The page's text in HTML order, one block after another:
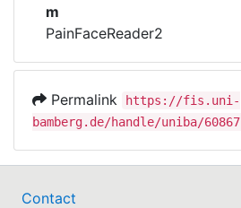
m
PainFaceReader2
Permalink
https://fis.uni-
bamberg.de/handle/uniba/60867
Contact